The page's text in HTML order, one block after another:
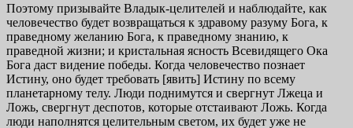
Поэтому призывайте Владык-целителей и наблюдайте, как
человечество будет возвращаться к здравому разуму Бога, к
праведному желанию Бога, к праведному знанию, к
праведной жизни; и кристальная ясность Всевидящего Ока
Бога даст видение победы. Когда человечество познает
Истину, оно будет требовать [явить] Истину по всему
планетарному телу. Люди поднимутся и свергнут Лжеца и
Ложь, свергнут деспотов, которые отстаивают Ложь. Когда
люди наполнятся целительным светом, их будет уже не